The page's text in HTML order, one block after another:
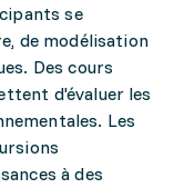
se
de modélisation
Des cours
d'évaluer les
Les
à des